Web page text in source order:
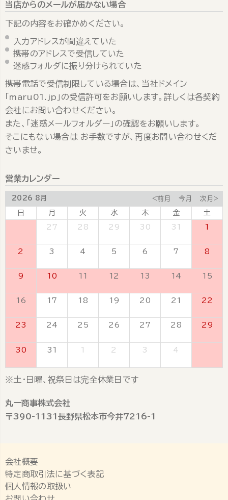
当店からのメールが届かない場合
下記の内容をお確かめください。
入力アドレスが間違えていた
携帯のアドレスで受信していた
迷惑フォルダに振り分けられていた
携帯電話で受信制限している場合は、当社ドメイン
「maru01.jp」の受信許可をお願いします。詳しくは各契約
会社にお問い合わせください。
また、「迷惑メールフォルダー」の確認をお願いします。
そこにもない場合は お手数ですが、再度お問い合わせくだ
さいませ。
営業カレンダー
2026 8月 <前月 今月 次月>
日 月 火 水 木 金
土
27 28 29 30 31 1
2 3 4 5 6 7 8
9 10 11 12 13 14 15
16 17 18 19 20 21 22
23 24 25 26 27 28 29
30 31 1 2 3 4
※土・日曜、祝祭日は完全休業日です
丸一商事株式会社
〒390-1131長野県松本市今井7216-1
会社概要
特定商取引法に基づく表記
個人情報の取扱い